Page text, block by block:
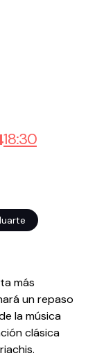
18:30
más
un repaso
la música
clásica